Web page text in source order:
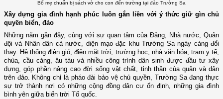
Bố mẹ chuẩn bị sách vở cho con đến trường tại đảo Trường Sa
Xây dựng gia đình hạnh phúc luôn gắn liền với ý thức giữ gìn chủ
quyền biển, đảo
Những năm gần đây, cùng với sự quan tâm của Đảng, Nhà nước, Quân
đội và Nhân dân cả nước, diện mạo đặc khu Trường Sa ngày càng đổi
thay. Hệ thống điện gió, điện mặt trời, trường học, nhà văn hóa, trạm y tế,
chùa, cầu cảng, âu tàu và nhiều công trình dân sinh được đầu tư xây
dựng, góp phần nâng cao đời sống vật chất, tinh thần của quân và dân
trên đảo. Không chỉ là pháo đài bảo vệ chủ quyền, Trường Sa đang thực
sự trở thành nơi có những cộng đồng dân cư ổn định, những gia đình
bình yên giữa biển trời Tổ quốc.